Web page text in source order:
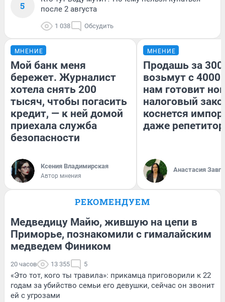
5
после 2 августа
1 038 Обсудить
МНЕНИЕ
Мой банк меня
бережет. Журналист
хотела снять 200
тысяч, чтобы погасить
кредит, — к ней домой
приехала служба
безопасности
Ксения Владимирская
Автор мнения
МНЕНИЕ
Продашь за
возьмут с
нам готовит
налоговый
коснется
даже
Анастасия
РЕКОМЕНДУЕМ
Медведицу Майю, жившую на цепи в
Приморье, познакомили с гималайским
медведем Фиником
20 часов 13 355 5
«Это тот, кого ты травила»: прикамца приговорили к 22
годам за убийство семьи его девушки, сейчас он звонит
ей с угрозами